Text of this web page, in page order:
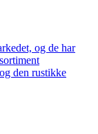
og de har
den rustikke